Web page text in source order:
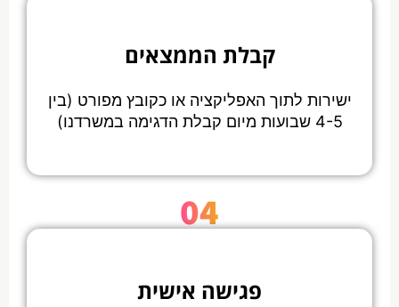
קבלת הממצאים
ישירות לתוך האפליקציה או כקובץ מפורט (בין
4-5 שבועות מיום קבלת הדגימה במשרדנו)
04
פגישה אישית